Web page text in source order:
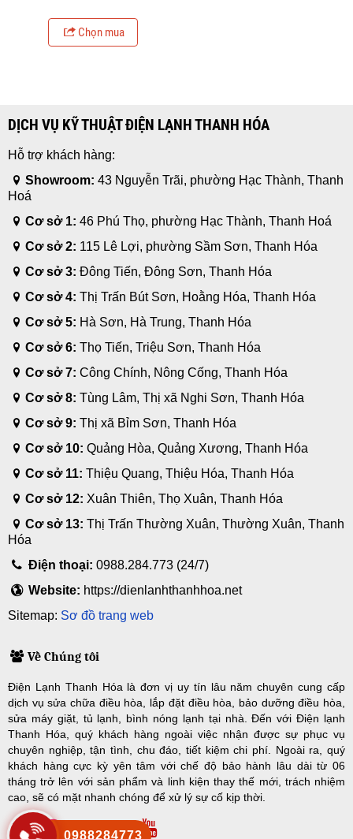
0988284773
Chọn mua
DỊCH VỤ KỸ THUẬT ĐIỆN LẠNH THANH HÓA
Hỗ trợ khách hàng:
Showroom: 43 Nguyễn Trãi, phường Hạc Thành, Thanh
Hoá
Cơ sở 1: 46 Phú Thọ, phường Hạc Thành, Thanh Hoá
Cơ sở 2: 115 Lê Lợi, phường Sầm Sơn, Thanh Hóa
Cơ sở 3: Đông Tiến, Đông Sơn, Thanh Hóa
Cơ sở 4: Thị Trấn Bút Sơn, Hoằng Hóa, Thanh Hóa
Cơ sở 5: Hà Sơn, Hà Trung, Thanh Hóa
Cơ sở 6: Thọ Tiến, Triệu Sơn, Thanh Hóa
Cơ sở 7: Công Chính, Nông Cống, Thanh Hóa
Cơ sở 8: Tùng Lâm, Thị xã Nghi Sơn, Thanh Hóa
Cơ sở 9: Thị xã Bỉm Sơn, Thanh Hóa
Cơ sở 10: Quảng Hòa, Quảng Xương, Thanh Hóa
Cơ sở 11: Thiệu Quang, Thiệu Hóa, Thanh Hóa
Cơ sở 12: Xuân Thiên, Thọ Xuân, Thanh Hóa
Cơ sở 13: Thị Trấn Thường Xuân, Thường Xuân, Thanh
Hóa
Điện thoại:0988.284.773 (24/7)
Website: https://dienlanhthanhhoa.net
Sitemap: Sơ đồ trang web
Về Chúng tôi
Điện Lạnh Thanh Hóa là đơn vị uy tín lâu năm chuyên cung cấp
dịch vụ sửa chữa điều hòa, lắp đặt điều hòa, bảo dưỡng điều hòa,
sửa máy giặt, tủ lạnh, bình nóng lạnh tại nhà. Đến với Điện lạnh
Thanh Hóa, quý khách hàng ngoài việc nhận được sự phục vụ
chuyên nghiệp, tận tình, chu đáo, tiết kiệm chi phí. Ngoài ra, quý
khách hàng cực kỳ yên tâm với chế độ bảo hành lâu dài từ 06
tháng trở lên với sản phẩm và linh kiện thay thế mới, trách nhiệm
cao, sẽ có mặt nhanh chóng để xử lý sự cố kịp thời.